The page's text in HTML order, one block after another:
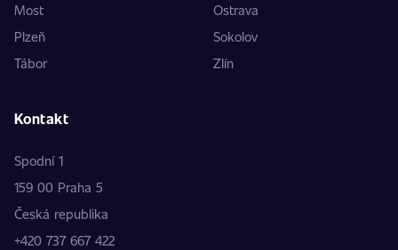
Most
Ostrava
Plzeň
Sokolov
Tábor
Zlín
Kontakt
Spodní 1
159 00 Praha 5
Česká republika
+420 737 667 422